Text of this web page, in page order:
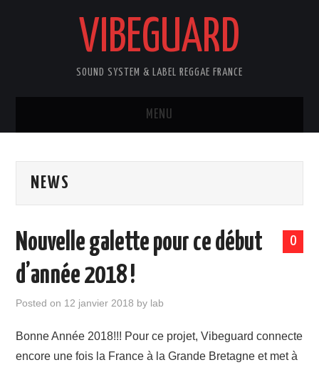
VIBEGUARD
SOUND SYSTEM & LABEL REGGAE FRANCE
MENU
NEWS
OUTTA10
LINKS
NEWS
0
Nouvelle galette pour ce début
d’année 2018 !
Posted on 12 janvier 2018 by lab
Bonne Année 2018!!! Pour ce projet, Vibeguard connecte
encore une fois la France à la Grande Bretagne et met à